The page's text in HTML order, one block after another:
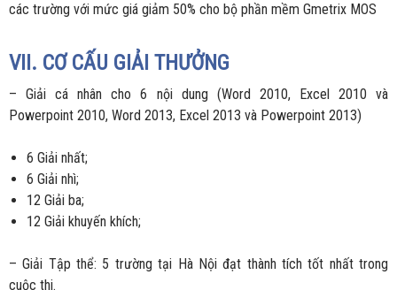
các trường với mức giá giảm 50% cho bộ phần mềm Gmetrix MOS
VII. CƠ CẤU GIẢI THƯỞNG
– Giải cá nhân cho 6 nội dung (Word 2010, Excel 2010 và
Powerpoint 2010, Word 2013, Excel 2013 và Powerpoint 2013)
6 Giải nhất;
6 Giải nhì;
12 Giải ba;
12 Giải khuyến khích;
– Giải Tập thể: 5 trường tại Hà Nội đạt thành tích tốt nhất trong
cuộc thi.